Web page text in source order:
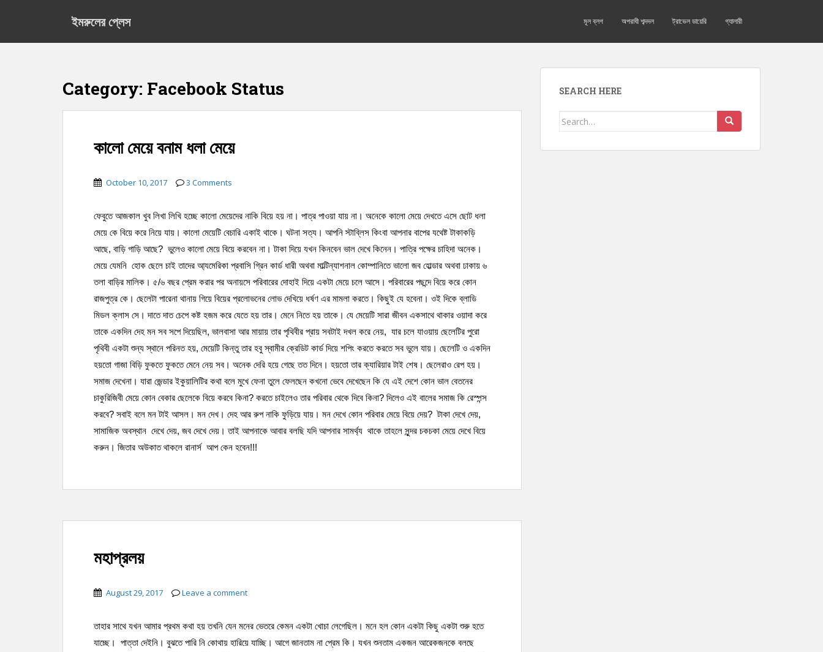
ইমরুলের প্লেস মূল ব্লগ অপরাধী শব্দদল ট্রাভেল ডায়েরি গ্যালারী
Category: Facebook Status
কালো মেয়ে বনাম ধলা মেয়ে
October 10, 2017 3 Comments
ফেবুতে আজকাল খুব লিখা লিখি হচ্ছে কালো মেয়েদের নাকি বিয়ে হয় না। পাত্র পাওয়া যায় না। অনেকে কালো মেয়ে দেখতে এসে ছোট ধলা
মেয়ে কে বিয়ে করে নিয়ে যায়। কালো মেয়েটি বেচারি একাই থাকে। ঘটনা সত্য। আপনি স্টাব্লিস কিংবা আপনার বাপের যথেষ্ট টাকাকড়ি
আছে, বাড়ি গাড়ি আছে? ভুলেও কালো মেয়ে বিয়ে করবেন না। টাকা দিয়ে যখন কিনবেন ভাল দেখে কিনেন। পাত্রি পক্ষের চাহিদা অনেক।
মেয়ে যেমনি হোক ছেলে চাই তাদের আ্যমেরিকা প্রবাসি গ্রিন কার্ড ধারী অথবা মাল্টিন্যাশনাল কোম্পানিতে ভালো জব হোল্ডার অথবা ঢাকায় ৬
তলা বাড়ির মালিক। ৫/৬ বছর প্রেম করার পর অনায়সে পরিবারের দোহাই দিয়ে একটা মেয়ে চলে আসে। পরিবারের পছন্দে বিয়ে করে কোন
রাজপুত্র কে। ছেলেটা পারেনা থানায় গিয়ে বিয়ের প্রলোভনের লোভ দেখিয়ে ধর্ষণ এর মামলা করতে। কিছুই যে হবেনা। ওই দিকে ব্লাডি
মিডল ক্লাস সে। দাতে দাত চেপে কষ্ট হজম করে যেতে হয় তার। মেনে নিতে হয় তাকে। যে মেয়েটি সারা জীবন একসাথে থাকার ওয়াদা করে
তাকে একদিন দেহ মন সব সপে দিয়েছিল, ভালবাসা আর মায়ায় তার পৃথিবীর প্রায় সবটাই দখল করে নেয়, যার চলে যাওয়ায় ছেলেটির পুরো
পৃথিবী একটা শুন্য স্থানে পরিনত হয়, মেয়েটি কিন্তু তার হবু স্বামীর ক্রেডিট কার্ড দিয়ে শপিং করতে করতে সব ভুলে যায়। ছেলেটি ও একদিন
হয়তো গাজা বিড়ি ফুকতে ফুকতে মেনে নেয় সব। অনেক দেরি হয়ে গেছে তত দিনে। হয়তো তার ক্যারিয়ার টাই শেষ। ছেলেরাও রেপ হয়।
সমাজ দেখেনা। যারা জেন্ডার ইকুয়ালিটির কথা বলে মুখে ফেনা তুলে ফেলছেন কখনো ভেবে দেখেছেন কি যে এই দেশে কোন ভাল বেতনের
চাকুরিজিবী মেয়ে কোন বেকার ছেলেকে বিয়ে করবে কিনা? করতে চাইলেও তার পরিবার থেকে দিবে কিনা? দিলেও এই বালের সমাজ কি রেস্পন্স
করবে? সবাই বলে মন টাই আসল। মন দেখ। দেহ আর রুপ নাকি ফুড়িয়ে যায়। মন দেখে কোন পরিবার মেয়ে বিয়ে দেয়? টাকা দেখে দেয়,
সামাজিক অবস্থান দেখে দেয়, জব দেখে দেয়। তাই আপনাকে আবার বলছি যদি আপনার সামর্থ্য থাকে তাহলে সুন্দর চকচকা মেয়ে দেখে বিয়ে
করুন। জিতার অউকাত থাকলে রানার্স আপ কেন হবেন!!!
মহাপ্রলয়
August 29, 2017 Leave a comment
তাহার সাথে যখন আমার প্রথম কথা হয় তখনি যেন মনের ভেতরে কেমন একটা খোচা লেগেছিল। মনে হল কোন একটা কিছু একটা শুরু হতে
যাচ্ছে। পাত্তা দেইনি। বুঝতে পারি নি কোথায় হারিয়ে যাচ্ছি। আগে জানতাম না প্রেম কি। যখন শুনতাম একজন আরেকজনকে বলছে
SEARCH HERE
Search for: